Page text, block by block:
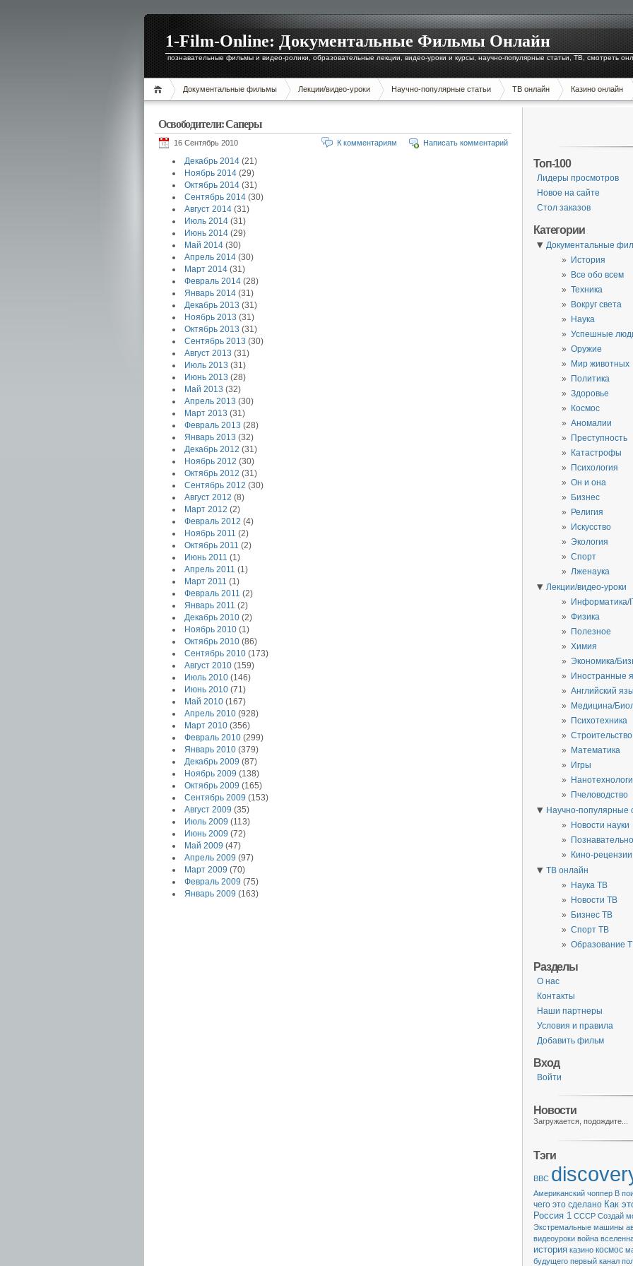
1-Film-Online: Документальные Фильмы Онлайн
познавательные фильмы и видео-ролики, образовательные лекции, видео-уроки и курсы, научно-популярные статьи, ТВ, смотреть
Документальные фильмы Лекции/видео-уроки Научно-популярные статьи ТВ онлайн Казино онлайн
Освободители: Саперы
16 Сентябрь 2010 К комментариям Написать комментарий
Декабрь 2014 (21)
Ноябрь 2014 (29)
Октябрь 2014 (31)
Сентябрь 2014 (30)
Август 2014 (31)
Июль 2014 (31)
Июнь 2014 (29)
Май 2014 (30)
Апрель 2014 (30)
Март 2014 (31)
Февраль 2014 (28)
Январь 2014 (31)
Декабрь 2013 (31)
Ноябрь 2013 (31)
Октябрь 2013 (31)
Сентябрь 2013 (30)
Август 2013 (31)
Июль 2013 (31)
Июнь 2013 (28)
Май 2013 (32)
Апрель 2013 (30)
Март 2013 (31)
Февраль 2013 (28)
Январь 2013 (32)
Декабрь 2012 (31)
Ноябрь 2012 (30)
Октябрь 2012 (31)
Сентябрь 2012 (30)
Август 2012 (8)
Март 2012 (2)
Февраль 2012 (4)
Ноябрь 2011 (2)
Октябрь 2011 (2)
Июнь 2011 (1)
Апрель 2011 (1)
Март 2011 (1)
Февраль 2011 (2)
Январь 2011 (2)
Декабрь 2010 (2)
Ноябрь 2010 (1)
Октябрь 2010 (86)
Сентябрь 2010 (173)
Август 2010 (159)
Июль 2010 (146)
Июнь 2010 (71)
Май 2010 (167)
Апрель 2010 (928)
Март 2010 (356)
Февраль 2010 (299)
Январь 2010 (379)
Декабрь 2009 (87)
Ноябрь 2009 (138)
Октябрь 2009 (165)
Сентябрь 2009 (153)
Август 2009 (35)
Июль 2009 (113)
Июнь 2009 (72)
Май 2009 (47)
Апрель 2009 (97)
Март 2009 (70)
Февраль 2009 (75)
Январь 2009 (163)
Топ-100
Лидеры просмотров
Новое на сайте
Стол заказов
Категории
▼ Документальные
История
Все обо всем
Техника
Вокруг света
Наука
Успешные
Оружие
Мир животных
Политика
Здоровье
Космос
Аномалии
Преступность
Катастрофы
Психология
Он и она
Бизнес
Религия
Искусство
Экология
Спорт
Лженаука
▼ Лекции/видео-уроки
Информатика/
Физика
Полезное
Химия
Экономика/
Иностранные
Английский
Медицина/
Психотехника
Строительство
Математика
Игры
Пчеловодство
▼ Научно-популярные
Новости науки
Кино-рецензии
▼ ТВ онлайн
Наука ТВ
Новости ТВ
Бизнес ТВ
Спорт ТВ
Образование
Разделы
О нас
Контакты
Наши партнеры
Условия и правила
Добавить фильм
Вход
Войти
Новости
Загружается, подождите...
Тэги
BBC
Американский чоппер В
чего это сделано Как
Россия 1 СССР Создай
Экстремальные машины
видеоуроки война
история казино космос
будущего первый канал